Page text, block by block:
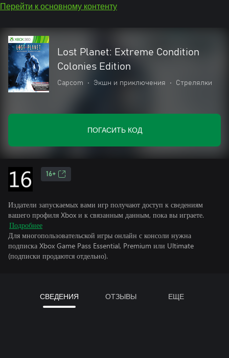
Перейти к основному контенту
Lost Planet: Extreme Condition
Colonies Edition
Capcom • Экшн и приключения • Стрелялки
ПОГАСИТЬ КОД
16+
Издатели запускаемых вами игр получают доступ к сведениям
вашего профиля Xbox и к связанным данным, пока вы играете.
Подробнее
Для многопользовательской игры онлайн с консоли нужна
подписка Xbox Game Pass Essential, Premium или Ultimate
(подписки продаются отдельно).
СВЕДЕНИЯ ОТЗЫВЫ ЕЩЕ